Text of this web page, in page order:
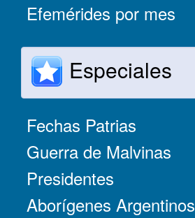
Efemérides por mes
Especiales
Fechas Patrias
Guerra de Malvinas
Presidentes
Aborígenes Argentinos